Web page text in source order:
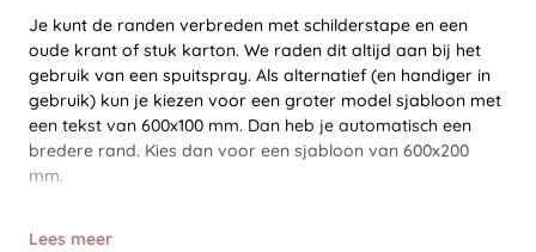
Je kunt de randen verbreden met schilderstape en een
oude krant of stuk karton. We raden dit altijd aan bij het
gebruik van een spuitspray. Als alternatief (en handiger in
gebruik) kun je kiezen voor een groter model sjabloon met
een tekst van 600x100 mm. Dan heb je automatisch een
bredere rand. Kies dan voor een sjabloon van 600x200
mm.
Lees meer